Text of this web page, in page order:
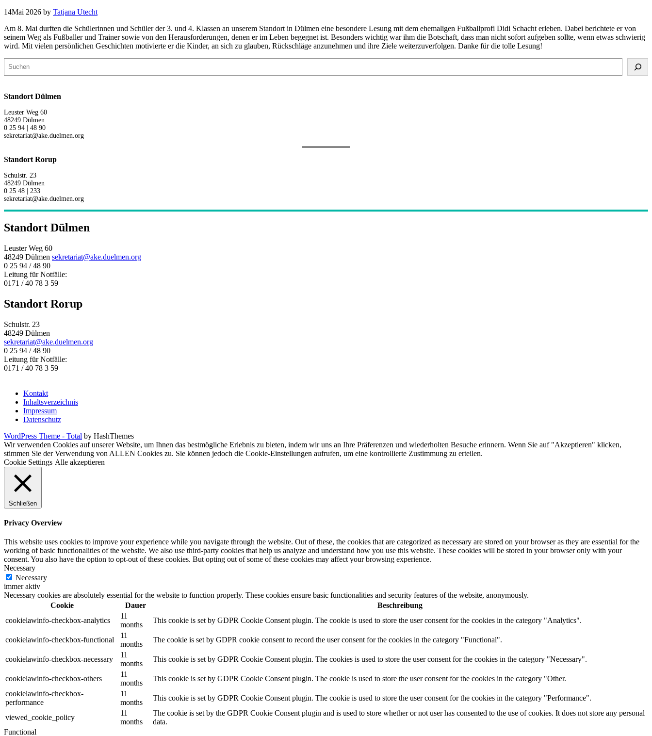
14Mai 2026 by Tatjana Utecht
Am 8. Mai durften die Schülerinnen und Schüler der 3. und 4. Klassen an unserem Standort in Dülmen eine besondere Lesung mit dem ehemaligen Fußballprofi Didi Schacht erleben. Dabei berichtete er von
seinem Weg als Fußballer und Trainer sowie von den Herausforderungen, denen er im Leben begegnet ist. Besonders wichtig war ihm die Botschaft, dass man nicht sofort aufgeben sollte, wenn etwas schwierig
wird. Mit vielen persönlichen Geschichten motivierte er die Kinder, an sich zu glauben, Rückschläge anzunehmen und ihre Ziele weiterzuverfolgen. Danke für die tolle Lesung!
Standort Dülmen
Leuster Weg 60
48249 Dülmen
0 25 94 | 48 90
sekretariat@ake.duelmen.org
Standort Rorup
Schulstr. 23
48249 Dülmen
0 25 48 | 233
sekretariat@ake.duelmen.org
Standort Dülmen
Leuster Weg 60
48249 Dülmen sekretariat@ake.duelmen.org
0 25 94 / 48 90
Leitung für Notfälle:
0171 / 40 78 3 59
Standort Rorup
Schulstr. 23
48249 Dülmen
sekretariat@ake.duelmen.org
0 25 94 / 48 90
Leitung für Notfälle:
0171 / 40 78 3 59
Kontakt
Inhaltsverzeichnis
Impressum
Datenschutz
WordPress Theme - Total by HashThemes
Wir verwenden Cookies auf unserer Website, um Ihnen das bestmögliche Erlebnis zu bieten, indem wir uns an Ihre Präferenzen und wiederholten Besuche erinnern. Wenn Sie auf "Akzeptieren" klicken,
stimmen Sie der Verwendung von ALLEN Cookies zu. Sie können jedoch die Cookie-Einstellungen aufrufen, um eine kontrollierte Zustimmung zu erteilen.
Cookie Settings Alle akzeptieren
Schließen
Privacy Overview
This website uses cookies to improve your experience while you navigate through the website. Out of these, the cookies that are categorized as necessary are stored on your browser as they are essential for the
working of basic functionalities of the website. We also use third-party cookies that help us analyze and understand how you use this website. These cookies will be stored in your browser only with your
consent. You also have the option to opt-out of these cookies. But opting out of some of these cookies may affect your browsing experience.
Necessary
Necessary
immer aktiv
Necessary cookies are absolutely essential for the website to function properly. These cookies ensure basic functionalities and security features of the website, anonymously.
Cookie
Dauer
Beschreibung
cookielawinfo-checkbox-analytics
11
months
This cookie is set by GDPR Cookie Consent plugin. The cookie is used to store the user consent for the cookies in the category "Analytics".
cookielawinfo-checkbox-functional
11
months
The cookie is set by GDPR cookie consent to record the user consent for the cookies in the category "Functional".
cookielawinfo-checkbox-necessary
11
months
This cookie is set by GDPR Cookie Consent plugin. The cookies is used to store the user consent for the cookies in the category "Necessary".
cookielawinfo-checkbox-others
11
months
This cookie is set by GDPR Cookie Consent plugin. The cookie is used to store the user consent for the cookies in the category "Other.
cookielawinfo-checkbox-
performance
11
months
This cookie is set by GDPR Cookie Consent plugin. The cookie is used to store the user consent for the cookies in the category "Performance".
viewed_cookie_policy
11
months
The cookie is set by the GDPR Cookie Consent plugin and is used to store whether or not user has consented to the use of cookies. It does not store any personal
data.
Functional